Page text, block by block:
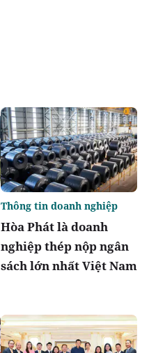
Hòa Phát là doanh
nghiệp thép nộp ngân
sách lớn nhất Việt Nam
Thông tin doanh nghiệp